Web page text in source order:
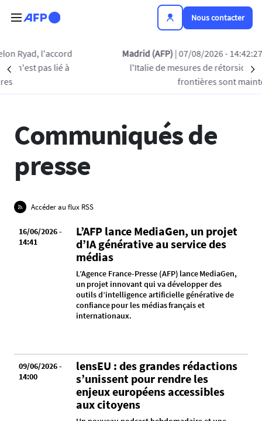
Nous contacter
Précédent
Madrid (AFP) | 07/08/2026 - 14:42:27| L'Espagne avertit
l'Italie de mesures de rétorsion si les contrôles aux
frontières sont maintenus
L'ACTUALITÉ DE L'AFP PRIX ET RÉCOMPENSES
Communiqués de
presse
Accéder au flux RSS
16/06/2026 -
14:41
L’AFP lance MediaGen, un projet
d’IA générative au service des
médias
L’Agence France-Presse (AFP) lance MediaGen,
un projet innovant qui va développer des
outils d’intelligence artificielle générative de
confiance pour les médias français et
internationaux.
09/06/2026 -
14:00
lensEU : des grandes rédactions
s’unissent pour rendre les
enjeux européens accessibles
aux citoyens